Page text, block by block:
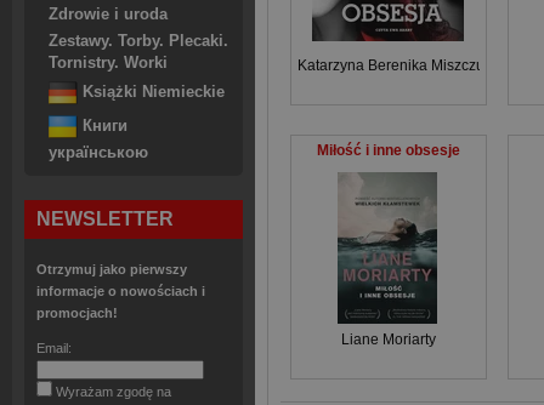
Zdrowie i uroda
Zestawy. Torby. Plecaki.
Tornistry. Worki
Książki Niemieckie
Книги
українською
NEWSLETTER
Otrzymuj jako pierwszy
informacje o nowościach i
promocjach!
Email:
Wyrażam zgodę na
Katarzyna Berenika Miszczuk
Miłość i inne obsesje
Liane Moriarty